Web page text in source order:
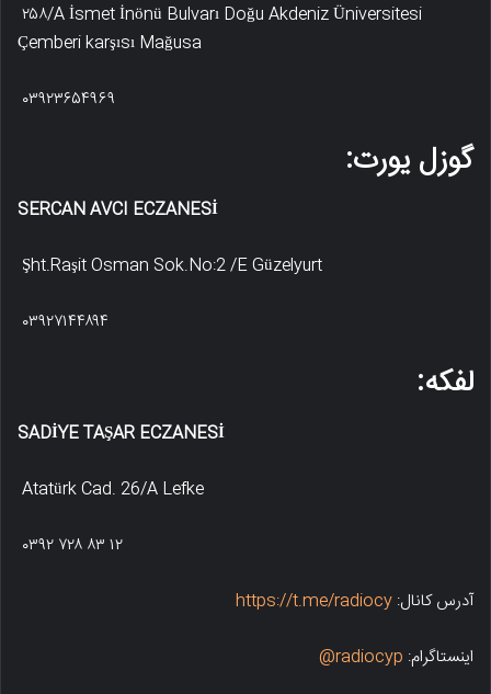
۲۵۸/A İsmet İnönü Bulvarı Doğu Akdeniz Üniversitesi
Çemberi karşısı Mağusa
۰۳۹۲۳۶۵۴۹۶۹
گوزل یورت:
SERCAN AVCI ECZANESİ
Şht.Raşit Osman Sok.No:2 /E Güzelyurt
۰۳۹۲۷۱۴۴۸۹۴
لفکه:
SADİYE TAŞAR ECZANESİ
Atatürk Cad. 26/A Lefke
۰۳۹۲ ۷۲۸ ۸۳ ۱۲
آدرس کانال: https://t.me/radiocy
اینستاگرام: radiocyp@